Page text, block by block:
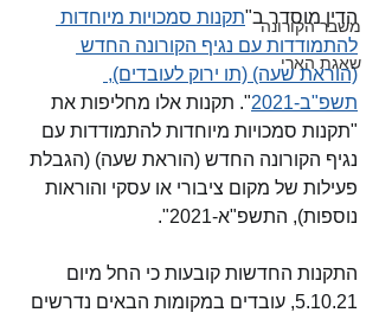
משבר הקורונה
שאגת הארי
הדין מוסדר ב"תקנות סמכויות מיוחדות
להתמודדות עם נגיף הקורונה החדש
(הוראת שעה) (תו ירוק לעובדים),
תשפ"ב-2021
". תקנות אלו מחליפות את
"תקנות סמכויות מיוחדות להתמודדות עם
נגיף הקורונה החדש (הוראת שעה) (הגבלת
פעילות של מקום ציבורי או עסקי והוראות
נוספות), התשפ"א-2021".
התקנות החדשות קובעות כי החל מיום
5.10.21, עובדים במקומות הבאים נדרשים